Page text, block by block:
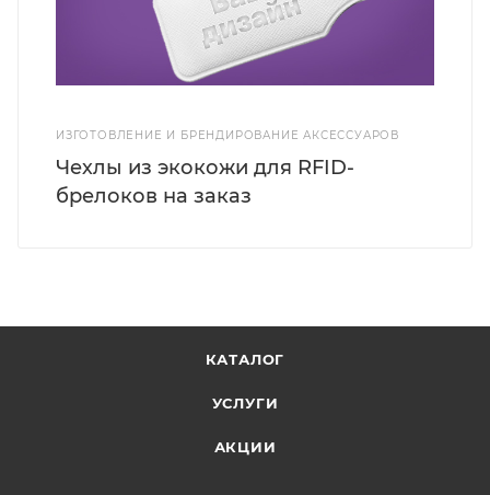
ИЗГОТОВЛЕНИЕ И БРЕНДИРОВАНИЕ АКСЕССУАРОВ
Чехлы из экокожи для RFID-
брелоков на заказ
КАТАЛОГ
УСЛУГИ
АКЦИИ